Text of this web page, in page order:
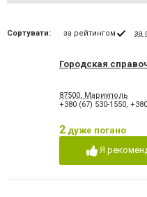
Сортувати: за рейтингом за
Городская
87500, Мариуполь
+380 (67) 530-1550,
2 дуже погано
Я